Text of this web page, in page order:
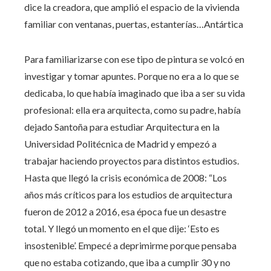
dice la creadora, que amplió el espacio de la vivienda
familiar con ventanas, puertas, estanterías…Antártica
Para familiarizarse con ese tipo de pintura se volcó en
investigar y tomar apuntes. Porque no era a lo que se
dedicaba, lo que había imaginado que iba a ser su vida
profesional: ella era arquitecta, como su padre, había
dejado Santoña para estudiar Arquitectura en la
Universidad Politécnica de Madrid y empezó a
trabajar haciendo proyectos para distintos estudios.
Hasta que llegó la crisis económica de 2008: “Los
años más críticos para los estudios de arquitectura
fueron de 2012 a 2016, esa época fue un desastre
total. Y llegó un momento en el que dije: ‘Esto es
insostenible’. Empecé a deprimirme porque pensaba
que no estaba cotizando, que iba a cumplir 30 y no